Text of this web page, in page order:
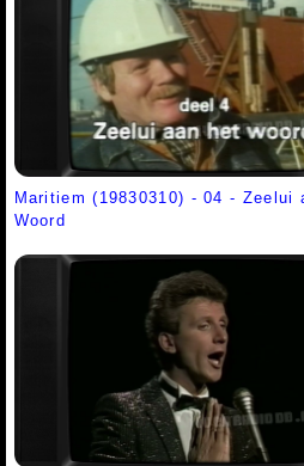
Maritiem (19830310) - 04 - Zeelui
Woord